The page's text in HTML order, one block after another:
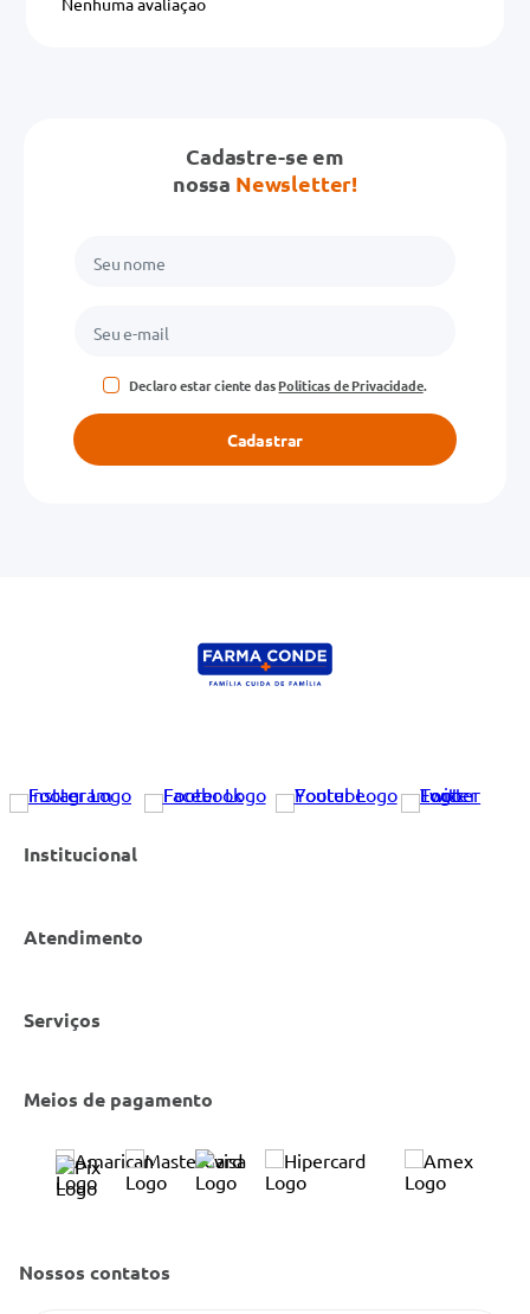
★★
Cadastre-se em
nossa Newsletter!
Declaro estar ciente dasPolíticas de Privacidade.
Cadastrar
Institucional
Cobre Oferta
Código de Conduta
Atendimento
Política de Privacidade
Política de Reembolso
Dúvidas Frequentes
Serviços
Bulário Anvisa
Condeclin
Meios de pagamento
Nossos contatos